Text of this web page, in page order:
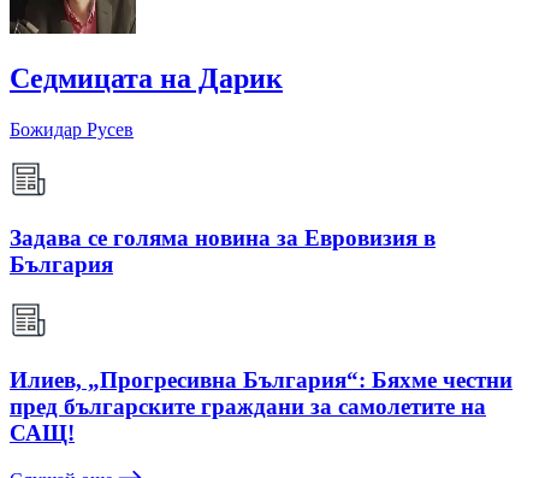
Седмицата на Дарик
Божидар Русев
Задава се голяма новина за Евровизия в
България
Илиев, „Прогресивна България“: Бяхме честни
пред българските граждани за самолетите на
САЩ!